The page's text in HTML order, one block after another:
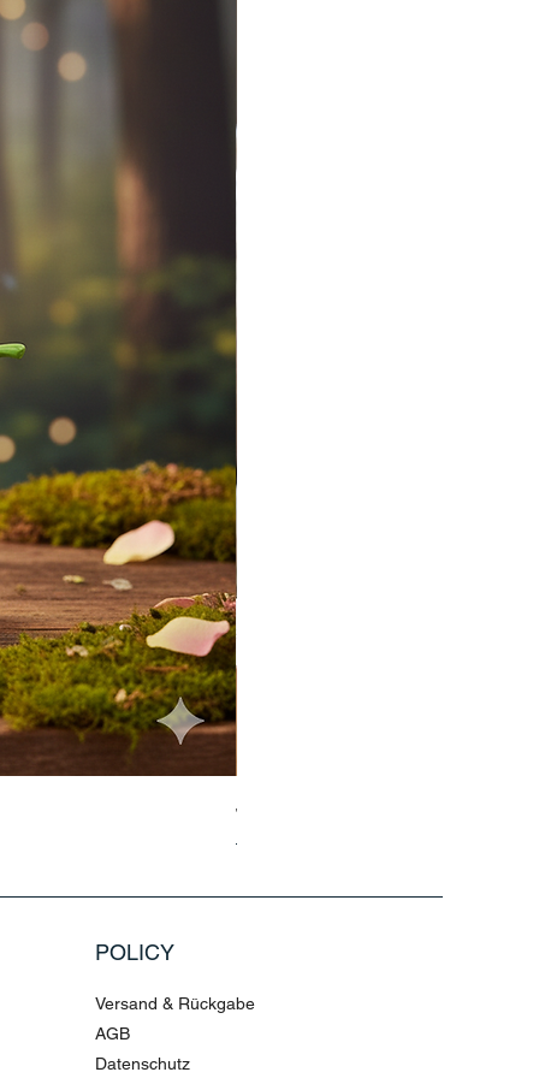
Jasmin Aladdin Sammlerfigur Jim
Standardpreis
199,90 €
POLICY
Versand & Rückgabe
AGB
Datenschutz